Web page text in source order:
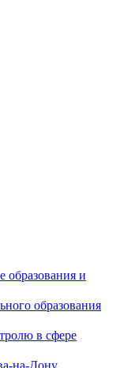
образования и
образования
в сфере
на-Дону